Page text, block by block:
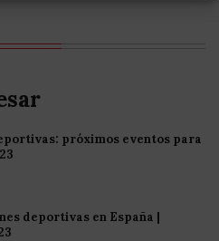
próximos eventos para
deportivas en España |